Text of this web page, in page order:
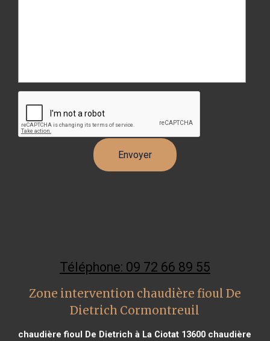
Téléphone: 09 72 66 89 55
Zone intervention chaudière fioul De
Dietrich Cormontreuil
chaudière fioul De Dietrich à La Ciotat 13600 chaudière